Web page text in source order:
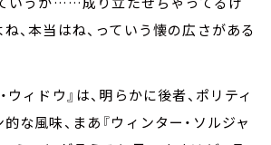
、本当はね、っていう懐の広さがある
ウィドウ』は、明らかに後者、ポリティ
な風味、まあ『ウィンター・ソルジャ